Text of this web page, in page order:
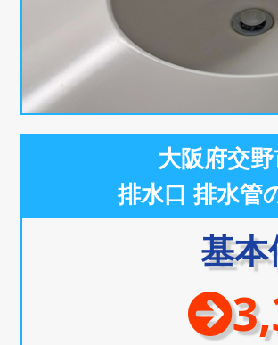
大阪府交
排水口 排水管
基